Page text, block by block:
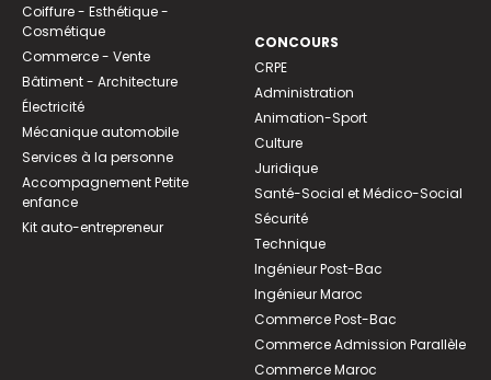
Coiffure - Esthétique -
Cosmétique
Commerce - Vente
Bâtiment - Architecture
Électricité
Mécanique automobile
Services à la personne
Accompagnement Petite
enfance
Kit auto-entrepreneur
CONCOURS
CRPE
Administration
Animation-Sport
Culture
Juridique
Santé-Social et Médico-Social
Sécurité
Technique
Ingénieur Post-Bac
Ingénieur Maroc
Commerce Post-Bac
Commerce Admission Parallèle
Commerce Maroc